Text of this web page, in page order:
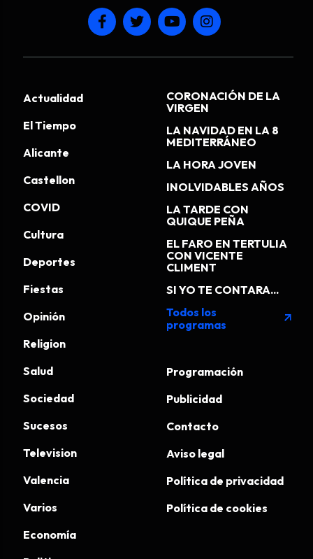
Actualidad
El Tiempo
Alicante
Castellon
COVID
Cultura
Deportes
Fiestas
Opinión
Religion
Salud
Sociedad
Sucesos
Television
Valencia
Varios
Economía
CORONACIÓN DE LA
VIRGEN
LA NAVIDAD EN LA 8
MEDITERRÁNEO
LA HORA JOVEN
INOLVIDABLES AÑOS
LA TARDE CON
QUIQUE PEÑA
EL FARO EN TERTULIA
CON VICENTE
CLIMENT
SI YO TE CONTARA...
Todos los
programas
arrow_outward
Programación
Publicidad
Contacto
Aviso legal
Política de privacidad
Política de cookies